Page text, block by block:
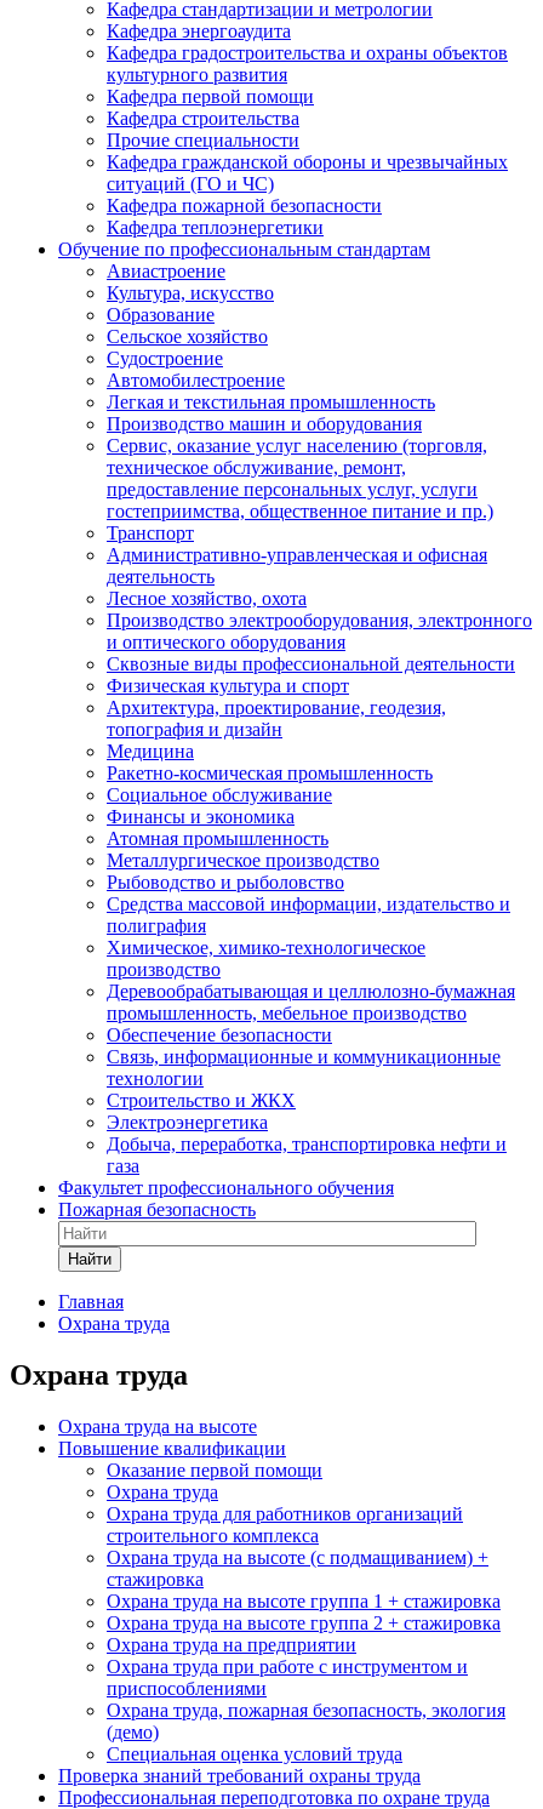
Кафедра стандартизации и метрологии
Кафедра энергоаудита
Кафедра градостроительства и охраны объектов
культурного развития
Кафедра первой помощи
Кафедра строительства
Прочие специальности
Кафедра гражданской обороны и чрезвычайных
ситуаций (ГО и ЧС)
Кафедра пожарной безопасности
Кафедра теплоэнергетики
Обучение по профессиональным стандартам
Авиастроение
Культура, искусство
Образование
Сельское хозяйство
Судостроение
Автомобилестроение
Легкая и текстильная промышленность
Производство машин и оборудования
Сервис, оказание услуг населению (торговля,
техническое обслуживание, ремонт,
предоставление персональных услуг, услуги
гостеприимства, общественное питание и пр.)
Транспорт
Административно-управленческая и офисная
деятельность
Лесное хозяйство, охота
Производство электрооборудования, электронного
и оптического оборудования
Сквозные виды профессиональной деятельности
Физическая культура и спорт
Архитектура, проектирование, геодезия,
топография и дизайн
Медицина
Ракетно-космическая промышленность
Социальное обслуживание
Финансы и экономика
Атомная промышленность
Металлургическое производство
Рыбоводство и рыболовство
Средства массовой информации, издательство и
полиграфия
Химическое, химико-технологическое
производство
Деревообрабатывающая и целлюлозно-бумажная
промышленность, мебельное производство
Обеспечение безопасности
Связь, информационные и коммуникационные
технологии
Строительство и ЖКХ
Электроэнергетика
Добыча, переработка, транспортировка нефти и
газа
Факультет профессионального обучения
Пожарная безопасность
Найти
Главная
Охрана труда
Охрана труда
Охрана труда на высоте
Повышение квалификации
Оказание первой помощи
Охрана труда
Охрана труда для работников организаций
строительного комплекса
Охрана труда на высоте (с подмащиванием) +
стажировка
Охрана труда на высоте группа 1 + стажировка
Охрана труда на высоте группа 2 + стажировка
Охрана труда на предприятии
Охрана труда при работе с инструментом и
приспособлениями
Охрана труда, пожарная безопасность, экология
(демо)
Специальная оценка условий труда
Проверка знаний требований охраны труда
Профессиональная переподготовка по охране труда